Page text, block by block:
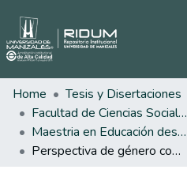
Home
Tesis y Disertaciones
Facultad de Ciencias Sociales y Humanas
Maestria en Educación desde la Diversidad
Perspectiva de género como alternativa para solucionar los problemas que vulneran los derechos en la escuela y la familia de los niños y las niñas jóvenes del proyecto Nacho Derecho y Luna de Ondas